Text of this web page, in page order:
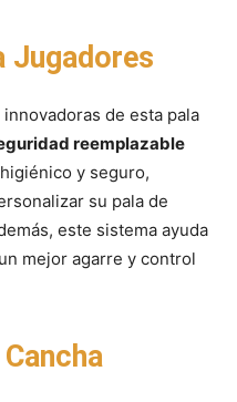
Jugadores
de esta pala
reemplazable
y seguro,
su pala de
este sistema ayuda
mejor agarre y control